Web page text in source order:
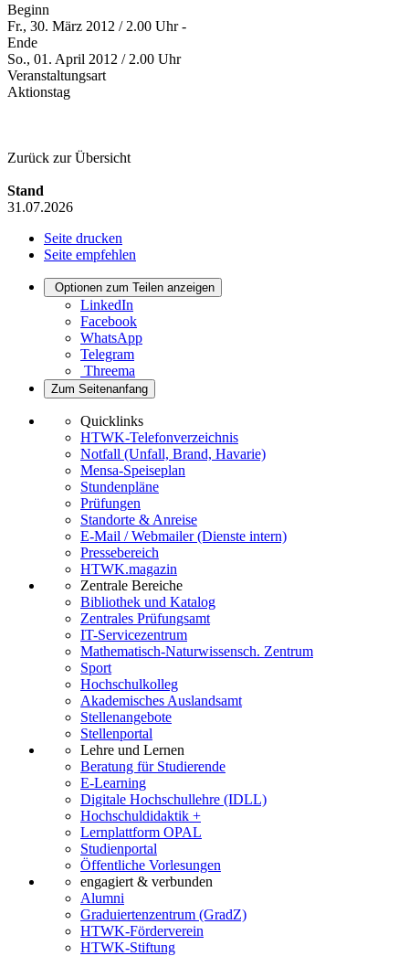
Beginn
Fr., 30. März 2012 / 2.00 Uhr -
Ende
So., 01. April 2012 / 2.00 Uhr
Veranstaltungsart
Aktionstag
Zurück zur Übersicht
Stand
31.07.2026
Seite drucken
Seite empfehlen
Optionen zum Teilen anzeigen
LinkedIn
Facebook
WhatsApp
Telegram
Threema
Zum Seitenanfang
Quicklinks
HTWK-Telefonverzeichnis
Notfall (Unfall, Brand, Havarie)
Mensa-Speiseplan
Stundenpläne
Prüfungen
Standorte & Anreise
E-Mail / Webmailer (Dienste intern)
Pressebereich
HTWK.magazin
Zentrale Bereiche
Bibliothek und Katalog
Zentrales Prüfungsamt
IT-Servicezentrum
Mathematisch-Naturwissensch. Zentrum
Sport
Hochschulkolleg
Akademisches Auslandsamt
Stellenangebote
Stellenportal
Lehre und Lernen
Beratung für Studierende
E-Learning
Digitale Hochschullehre (IDLL)
Hochschuldidaktik +
Lernplattform OPAL
Studienportal
Öffentliche Vorlesungen
engagiert & verbunden
Alumni
Graduiertenzentrum (GradZ)
HTWK-Förderverein
HTWK-Stiftung